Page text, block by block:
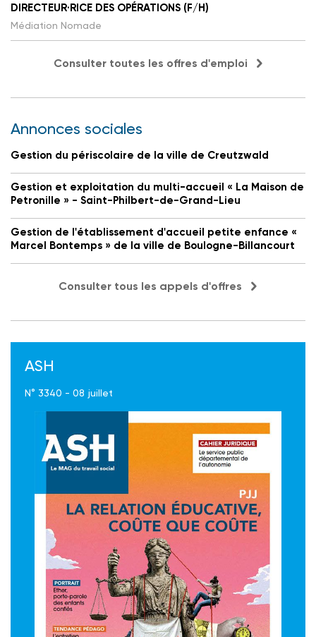
DIRECTEUR·RICE DES OPÉRATIONS (F/H)
Médiation Nomade
Consulter toutes les offres d'emploi
Annonces sociales
Gestion du périscolaire de la ville de Creutzwald
Gestion et exploitation du multi-accueil « La Maison de
Petronille » - Saint-Philbert-de-Grand-Lieu
Gestion de l'établissement d'accueil petite enfance «
Marcel Bontemps » de la ville de Boulogne-Billancourt
Consulter tous les appels d'offres
ASH
N° 3340 - 08 juillet